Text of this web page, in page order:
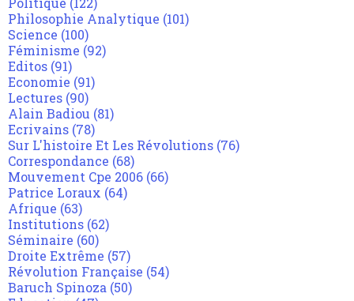
Philosophie Analytique (101)
Science (100)
Féminisme (92)
Editos (91)
Economie (91)
Lectures (90)
Alain Badiou (81)
Ecrivains (78)
Sur L'histoire Et Les Révolutions (76)
Correspondance (68)
Mouvement Cpe 2006 (66)
Patrice Loraux (64)
Afrique (63)
Institutions (62)
Séminaire (60)
Droite Extrême (57)
Révolution Française (54)
Baruch Spinoza (50)